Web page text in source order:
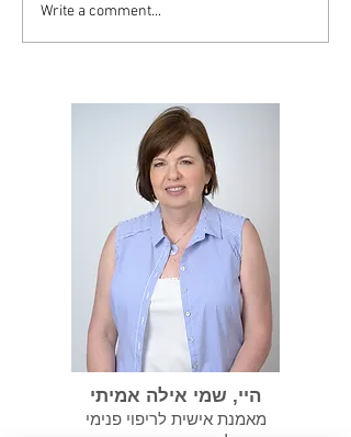
במידה ועברנו התעללות
נרקיסיסטית אנחנו צריכים
Write a comment...
היי, שמי אילה אמיתי
מאמנת אישית לריפוי פנימי